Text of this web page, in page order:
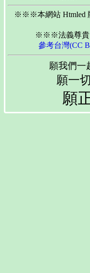
※※※本網站 Htmled
※※※法義尊貴
參考台灣(CC
願我們一
願一
願